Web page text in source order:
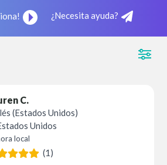
¿Necesita ayuda?
C.
(Estados Unidos)
Unidos
local
(1)